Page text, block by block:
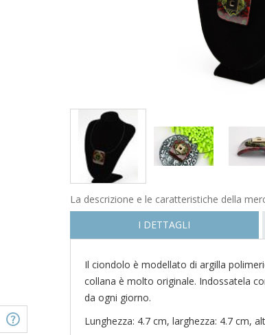
La descrizione e le caratteristiche della
I DETTAGLI
Il ciondolo è modellato di argilla
collana è molto originale. Indossatela
da ogni giorno.
Lunghezza: 4.7 cm, larghezza: 4.7 cm,